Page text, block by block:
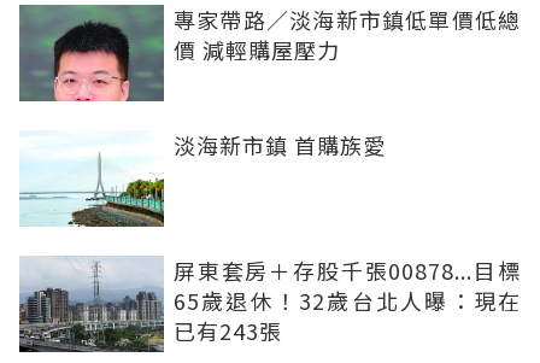
專家帶路／淡海新市鎮低單價低總
價 減輕購屋壓力
淡海新市鎮 首購族愛
屏東套房＋存股千張00878...目標
65歲退休！32歲台北人曝：現在
已有243張